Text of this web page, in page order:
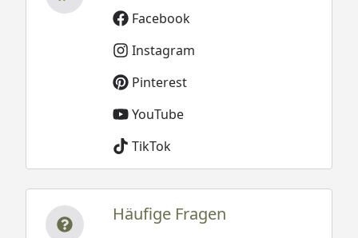
Facebook
Instagram
Pinterest
YouTube
TikTok
Häufige Fragen